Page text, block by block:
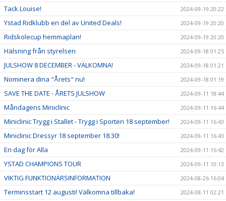
Tack Louise! 2024-09-19 20:22
Ystad Ridklubb en del av United Deals! 2024-09-19 20:20
Ridskolecup hemmaplan! 2024-09-19 20:20
Hälsning från styrelsen 2024-09-18 01:25
JULSHOW 8 DECEMBER - VÄLKOMNA! 2024-09-18 01:21
Nominera dina "Årets" nu! 2024-09-18 01:19
SAVE THE DATE - ÅRETS JULSHOW 2024-09-11 18:44
Måndagens Miniclinic 2024-09-11 16:44
Miniclinic Trygg i Stallet - Trygg i Sporten 18 september! 2024-09-11 16:43
Miniclinic Dressyr 18 september 18.30! 2024-09-11 16:43
En dag för Alla 2024-09-11 16:42
YSTAD CHAMPIONS TOUR 2024-09-11 10:13
VIKTIG FUNKTIONÄRSINFORMATION 2024-08-26 16:04
Terminsstart 12 augusti! Välkomna tillbaka! 2024-08-11 02:21